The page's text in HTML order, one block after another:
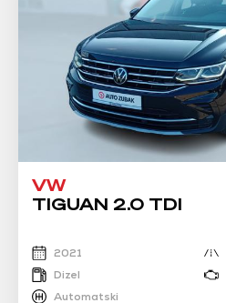
VW
TIGUAN 2.0 TDI
2021
Dizel
Automatski